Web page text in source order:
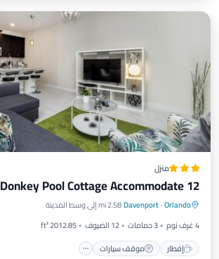
منزل
Donkey Pool Cottage Accommodate 12
Orlando
·
Davenport2.58 mi إلى وسط المدينة
4 غرف نوم
3 حمامات 12 الضيوف
2012.85 ft²
إفطار
موقف سيارات
إفطار موقف سيارات
مسبح
شرفة / تراس